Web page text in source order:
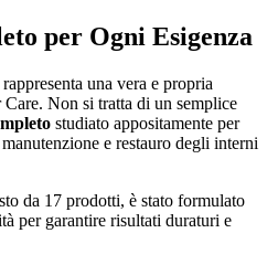
per Ogni Esigenza
rappresenta una vera e propria
Non si tratta di un semplice
studiato appositamente per
e restauro degli interni
da 17 prodotti, è stato formulato
per garantire risultati duraturi e